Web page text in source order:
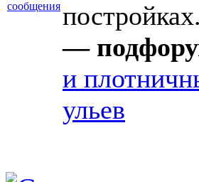
постройках.
—
и
ульев